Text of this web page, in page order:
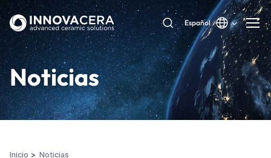
Español
Noticias
Inicio
Noticias